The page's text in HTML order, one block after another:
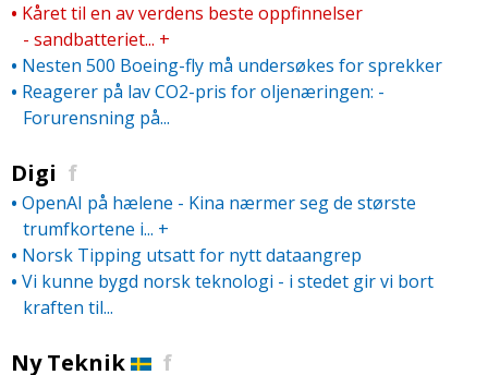
• Kåret til en av verdens beste oppfinnelser
- sandbatteriet... +
• Nesten 500 Boeing-fly må undersøkes for sprekker
• Reagerer på lav CO2-pris for oljenæringen: -
Forurensning på...
Digi f
• OpenAI på hælene - Kina nærmer seg de største
trumfkortene i... +
• Norsk Tipping utsatt for nytt dataangrep
• Vi kunne bygd norsk teknologi - i stedet gir vi bort
kraften til...
Ny Teknik f